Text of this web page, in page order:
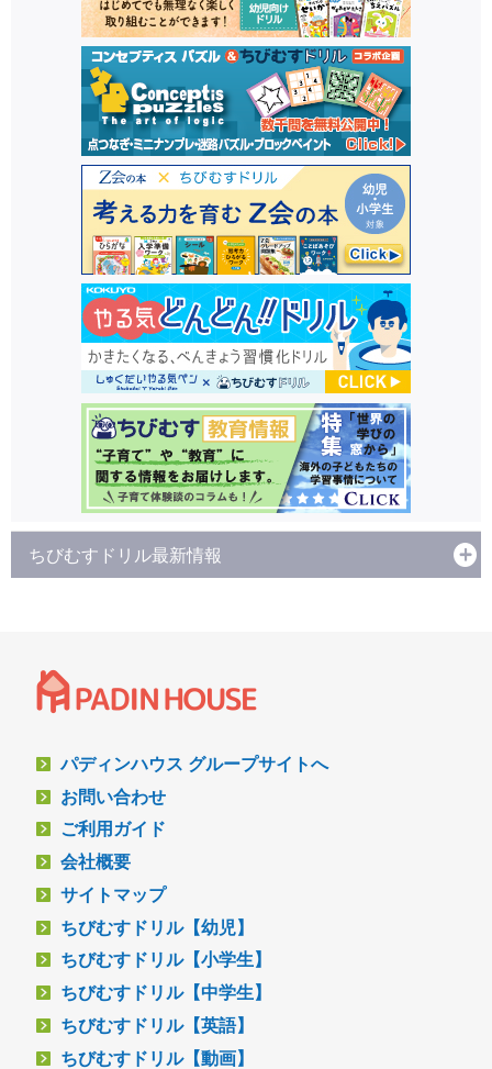
ちびむすドリル最新情報
パディンハウス グループサイトへ
お問い合わせ
ご利用ガイド
会社概要
サイトマップ
ちびむすドリル【幼児】
ちびむすドリル【小学生】
ちびむすドリル【中学生】
ちびむすドリル【英語】
ちびむすドリル【動画】